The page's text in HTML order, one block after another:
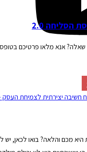
הסליחה 2.0
שאלה? אנא מלאו פרטיכם
היא מכם והלאה? בואו לכאן, יש